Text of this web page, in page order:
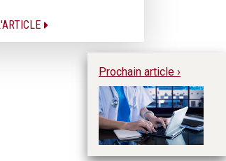
Prochain article ›